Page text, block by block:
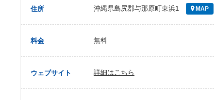
住所 沖縄県島尻郡与那原町東浜1 MAP
料金 無料
ウェブサイト 詳細はこちら